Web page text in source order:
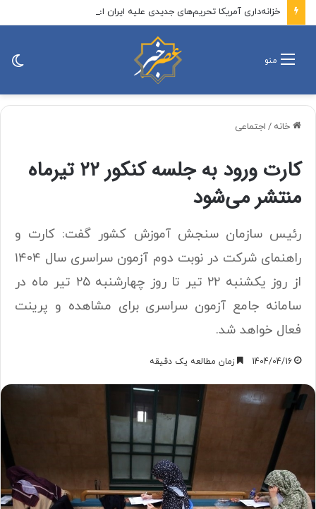
خزانه‌داری آمریکا تحریم‌های جدیدی علیه ایران اعمال کرد
منو
خانه / اجتماعی
کارت ورود به جلسه کنکور ۲۲ تیرماه
منتشر می‌شود
رئیس سازمان سنجش آموزش کشور گفت: کارت‌‌ و
راهنمای شرکت در نوبت دوم آزمون سراسری سال ۱۴۰۴
از روز ‌یکشنبه ۲۲ تیر تا روز چهار‌شنبه ۲۵ تیر ماه در
سامانه جامع آزمون سراسری برای مشاهده و پرینت
فعال خواهد شد.
1404/04/16 زمان مطالعه یک دقیقه